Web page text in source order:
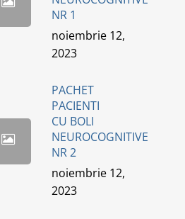
NR 1
noiembrie 12,
2023
PACHET
PACIENTI
CU BOLI
NEUROCOGNITIVE
NR 2
noiembrie 12,
2023